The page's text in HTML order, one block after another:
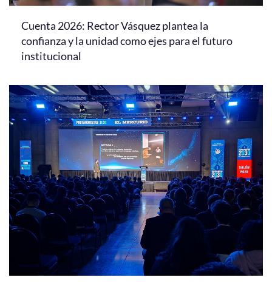
Cuenta 2026: Rector Vásquez plantea la
confianza y la unidad como ejes para el futuro
institucional